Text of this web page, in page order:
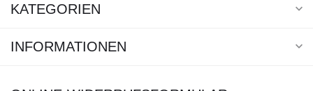
KATEGORIEN
INFORMATIONEN